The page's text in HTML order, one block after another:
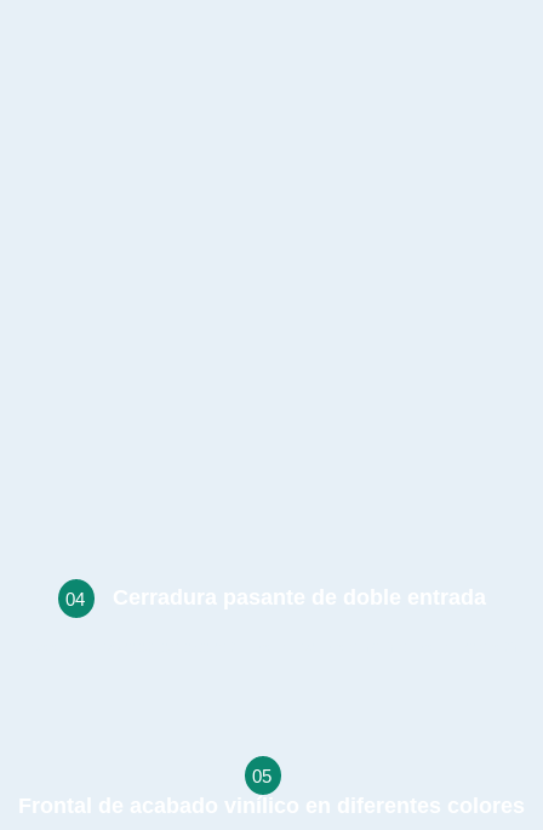
04 Cerradura pasante de doble entrada
05
Frontal de acabado vinílico en diferentes colores